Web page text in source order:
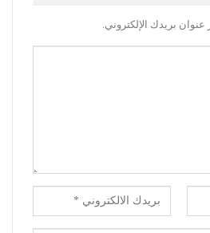
بريدك الإلكتروني.